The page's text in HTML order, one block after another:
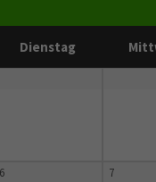
Dienstag
6 7